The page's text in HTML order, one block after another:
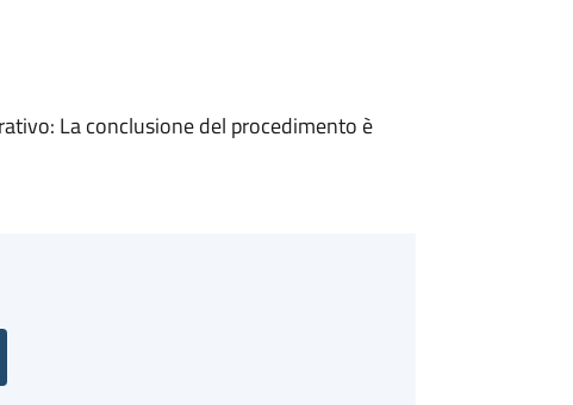
La conclusione del procedimento è